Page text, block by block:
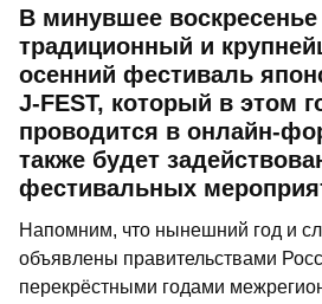
В минувшее воскресенье
традиционный и
осенний фестиваль
J-FEST, который в этом
проводится в онлайн-
также будет
фестивальных
Напомним, что нынешний год и
объявлены правительствами
перекрёстными годами